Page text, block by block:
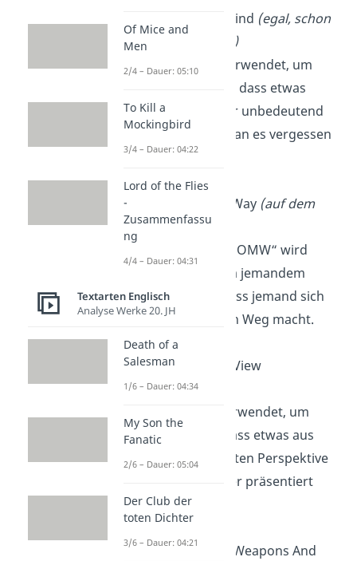
: Never Mind (egal, schon
gut, vergiss es)
„NVM“ wird verwendet, um
auszudrücken, dass etwas
unwichtig oder unbedeutend
ist und dass man es vergessen
sollte.
: On My Way (auf dem
Weg)
Das Akronym „OMW“ wird
verwendet, um jemandem
mitzuteilen, dass jemand sich
gerade auf den Weg macht.
POV:
Point Of View
(Sichtweise)
„POV“ wird verwendet, um
anzuzeigen, dass etwas aus
einer bestimmten Perspektive
betrachtet oder präsentiert
wird.
SWAT: Special Weapons And
Of Mice and
Men
2/4 – Dauer: 05:10
To Kill a
Mockingbird
3/4 – Dauer: 04:22
Lord of the Flies
-
Zusammenfassu
ng
4/4 – Dauer: 04:31
Textarten Englisch
Analyse Werke 20. JH
Death of a
Salesman
1/6 – Dauer: 04:34
My Son the
Fanatic
2/6 – Dauer: 05:04
Der Club der
toten Dichter
3/6 – Dauer: 04:21